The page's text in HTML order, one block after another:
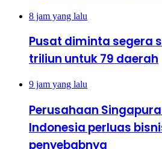
8 jam yang lalu
Pusat diminta segera
triliun untuk 79 daerah
9 jam yang lalu
Perusahaan
Indonesia perluas
penyebabnya